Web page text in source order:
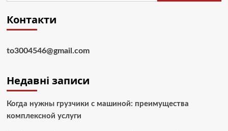
Контакти
to3004546@gmail.com
Недавні записи
Когда нужны грузчики с машиной: преимущества
комплексной услуги